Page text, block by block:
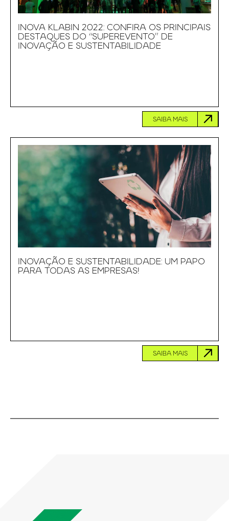
INOVA KLABIN 2022: CONFIRA OS PRINCIPAIS
DESTAQUES DO “SUPEREVENTO” DE
INOVAÇÃO E SUSTENTABILIDADE
SAIBA MAIS
INOVAÇÃO E SUSTENTABILIDADE: UM PAPO
PARA TODAS AS EMPRESAS!
SAIBA MAIS